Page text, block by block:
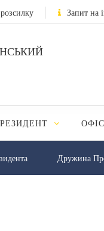
Запит на
ОФІС
Дружина